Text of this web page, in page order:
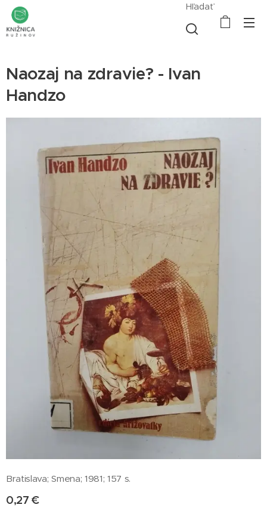
Hľadať
Naozaj na zdravie? - Ivan
Handzo
Bratislava; Smena; 1981; 157 s.
0,27 €